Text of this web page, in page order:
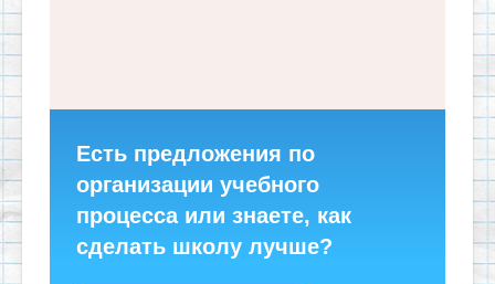
Есть предложения по
организации учебного
процесса или знаете, как
сделать школу лучше?